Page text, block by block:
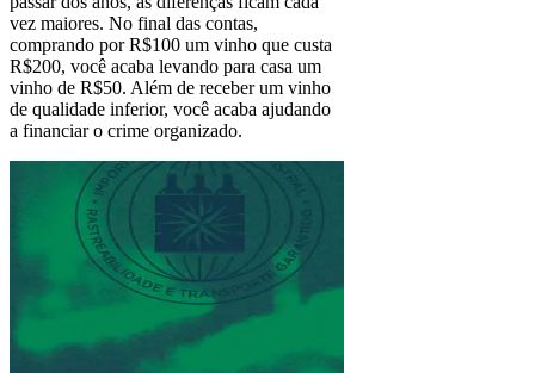
vez maiores. No final das contas,
comprando por R$100 um vinho que custa
R$200, você acaba levando para casa um
vinho de R$50. Além de receber um vinho
de qualidade inferior, você acaba ajudando
a financiar o crime organizado.